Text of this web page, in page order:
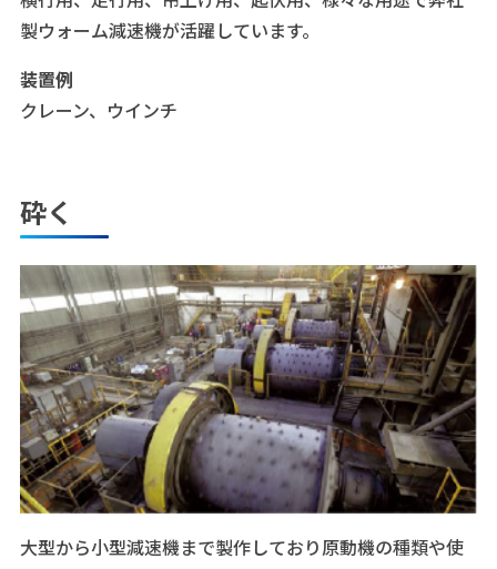
製ウォーム減速機が活躍しています。
装置例
クレーン、ウインチ
砕く
大型から小型減速機まで製作しており原動機の種類や使